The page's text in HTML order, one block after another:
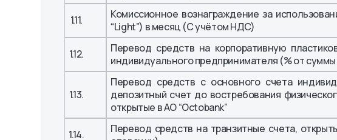
1.11.
Комиссионное вознаграждение за
“Light”) в месяц (С учётом НДС)
1.12.
Перевод средств на корпоративную
индивидуального предпринимателя (% от
1.13.
Перевод средств с основного счета
депозитный счет до востребования
открытые в АО “Octobank”
1.14.
Перевод средств на транзитные счета,